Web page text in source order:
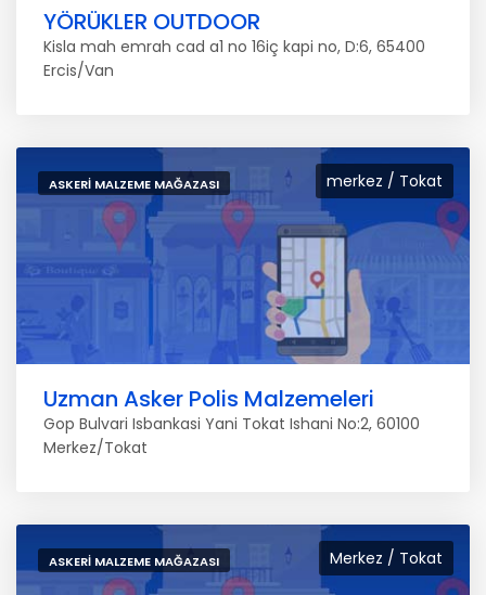
YÖRÜKLER OUTDOOR
Kisla mah emrah cad a1 no 16iç kapi no, D:6, 65400
Ercis/Van
merkez / Tokat
ASKERI MALZEME MAĞAZASI
Uzman Asker Polis Malzemeleri
Gop Bulvari Isbankasi Yani Tokat Ishani No:2, 60100
Merkez/Tokat
Merkez / Tokat
ASKERI MALZEME MAĞAZASI